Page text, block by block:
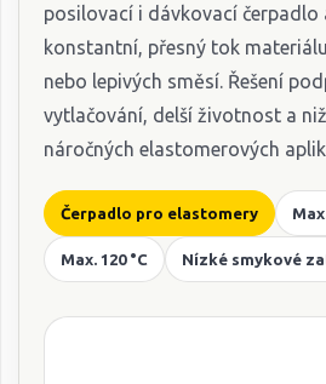
posilovací i dávkovací čerpadlo
konstantní, přesný tok
nebo lepivých směsí. Řešení
vytlačování, delší životnost a
náročných elastomerových
Čerpadlo pro elastomery
Max. 120 °C Nízké smykové